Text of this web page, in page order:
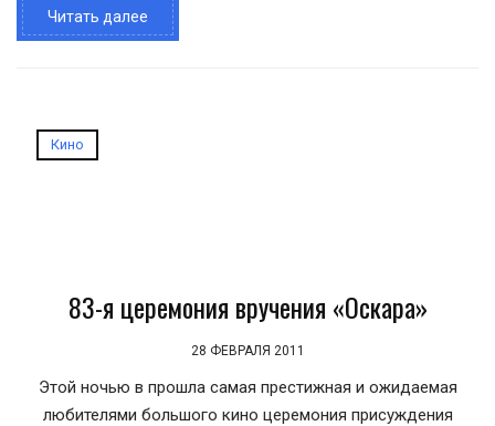
Читать далее
Кино
83-я церемония вручения «Оскара»
28 ФЕВРАЛЯ 2011
Этой ночью в прошла самая престижная и ожидаемая
любителями большого кино церемония присуждения